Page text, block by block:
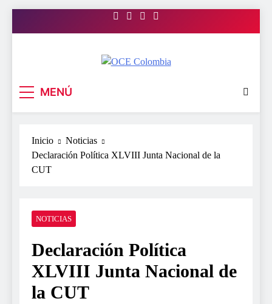
MENÚ
Inicio
Noticias
Declaración Política XLVIII Junta Nacional de la
CUT
NOTICIAS
Declaración Política
XLVIII Junta Nacional de
la CUT